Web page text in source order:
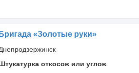
Бригада «Золотые руки»
откосов или углов